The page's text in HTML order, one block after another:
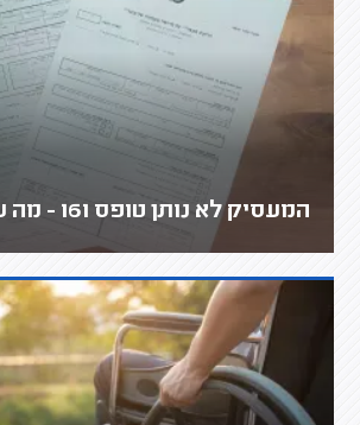
המעסיק לא נותן טופס 161 - מה עושים?